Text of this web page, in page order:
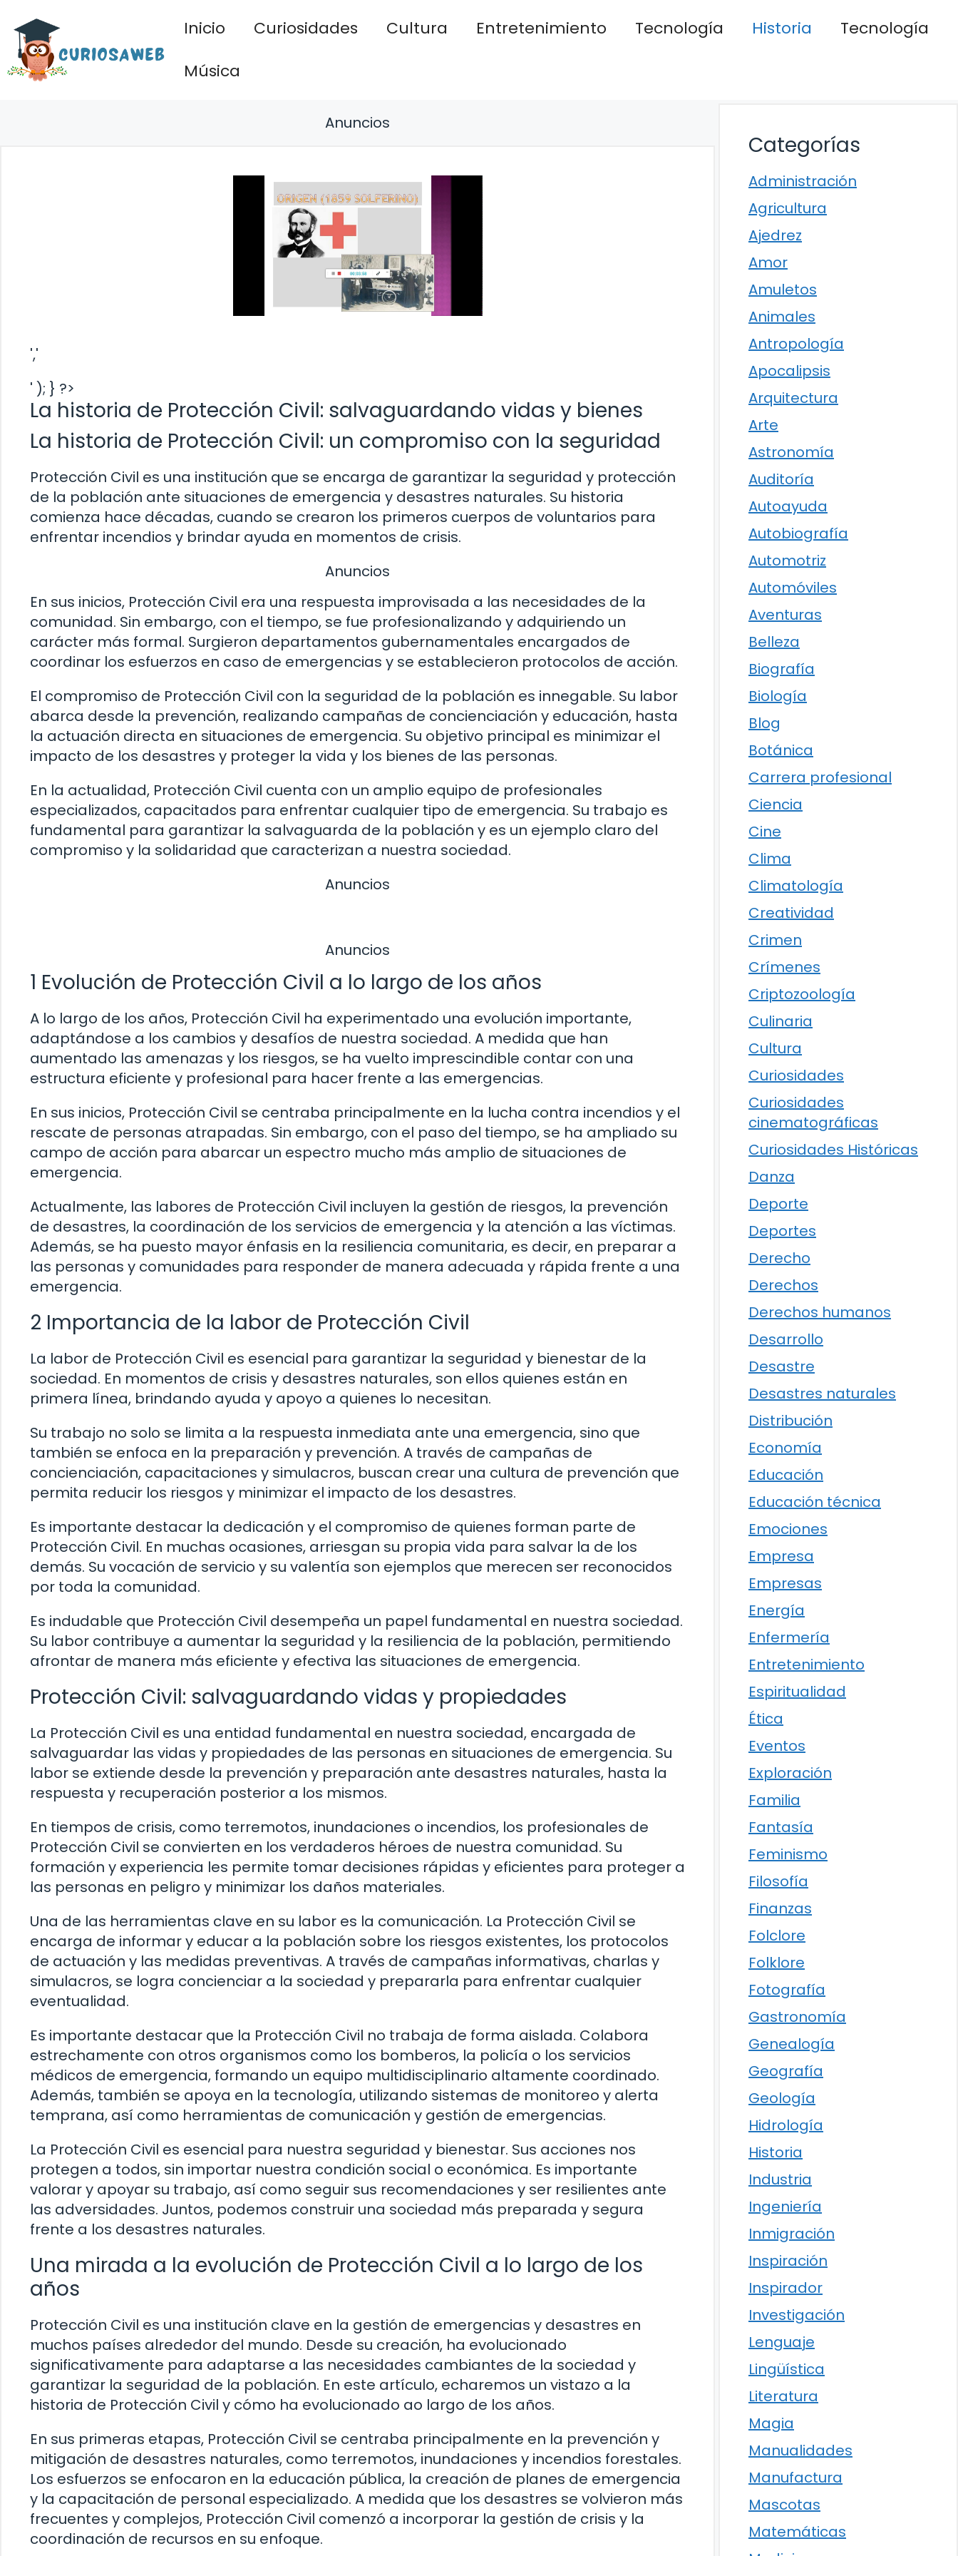
contenido
Inicio Curiosidades Cultura Entretenimiento Tecnología Historia
Tecnología
Música
Anuncios
','
' ); } ?>
La historia de Protección Civil: salvaguardando vidas y bienes
La historia de Protección Civil: un compromiso con la seguridad
Protección Civil es una institución que se encarga de garantizar la seguridad y protección
de la población ante situaciones de emergencia y desastres naturales. Su historia
comienza hace décadas, cuando se crearon los primeros cuerpos de voluntarios para
enfrentar incendios y brindar ayuda en momentos de crisis.
Anuncios
En sus inicios, Protección Civil era una respuesta improvisada a las necesidades de la
comunidad. Sin embargo, con el tiempo, se fue profesionalizando y adquiriendo un
carácter más formal. Surgieron departamentos gubernamentales encargados de
coordinar los esfuerzos en caso de emergencias y se establecieron protocolos de acción.
El compromiso de Protección Civil con la seguridad de la población es innegable. Su labor
abarca desde la prevención, realizando campañas de concienciación y educación, hasta
la actuación directa en situaciones de emergencia. Su objetivo principal es minimizar el
impacto de los desastres y proteger la vida y los bienes de las personas.
En la actualidad, Protección Civil cuenta con un amplio equipo de profesionales
especializados, capacitados para enfrentar cualquier tipo de emergencia. Su trabajo es
fundamental para garantizar la salvaguarda de la población y es un ejemplo claro del
compromiso y la solidaridad que caracterizan a nuestra sociedad.
Anuncios
Anuncios
1 Evolución de Protección Civil a lo largo de los años
A lo largo de los años, Protección Civil ha experimentado una evolución importante,
adaptándose a los cambios y desafíos de nuestra sociedad. A medida que han
aumentado las amenazas y los riesgos, se ha vuelto imprescindible contar con una
estructura eficiente y profesional para hacer frente a las emergencias.
En sus inicios, Protección Civil se centraba principalmente en la lucha contra incendios y el
rescate de personas atrapadas. Sin embargo, con el paso del tiempo, se ha ampliado su
campo de acción para abarcar un espectro mucho más amplio de situaciones de
emergencia.
Actualmente, las labores de Protección Civil incluyen la gestión de riesgos, la prevención
de desastres, la coordinación de los servicios de emergencia y la atención a las víctimas.
Además, se ha puesto mayor énfasis en la resiliencia comunitaria, es decir, en preparar a
las personas y comunidades para responder de manera adecuada y rápida frente a una
emergencia.
2 Importancia de la labor de Protección Civil
La labor de Protección Civil es esencial para garantizar la seguridad y bienestar de la
sociedad. En momentos de crisis y desastres naturales, son ellos quienes están en
primera línea, brindando ayuda y apoyo a quienes lo necesitan.
Su trabajo no solo se limita a la respuesta inmediata ante una emergencia, sino que
también se enfoca en la preparación y prevención. A través de campañas de
concienciación, capacitaciones y simulacros, buscan crear una cultura de prevención que
permita reducir los riesgos y minimizar el impacto de los desastres.
Es importante destacar la dedicación y el compromiso de quienes forman parte de
Protección Civil. En muchas ocasiones, arriesgan su propia vida para salvar la de los
demás. Su vocación de servicio y su valentía son ejemplos que merecen ser reconocidos
por toda la comunidad.
Es indudable que Protección Civil desempeña un papel fundamental en nuestra sociedad.
Su labor contribuye a aumentar la seguridad y la resiliencia de la población, permitiendo
afrontar de manera más eficiente y efectiva las situaciones de emergencia.
Protección Civil: salvaguardando vidas y propiedades
La Protección Civil es una entidad fundamental en nuestra sociedad, encargada de
salvaguardar las vidas y propiedades de las personas en situaciones de emergencia. Su
labor se extiende desde la prevención y preparación ante desastres naturales, hasta la
respuesta y recuperación posterior a los mismos.
En tiempos de crisis, como terremotos, inundaciones o incendios, los profesionales de
Protección Civil se convierten en los verdaderos héroes de nuestra comunidad. Su
formación y experiencia les permite tomar decisiones rápidas y eficientes para proteger a
las personas en peligro y minimizar los daños materiales.
Una de las herramientas clave en su labor es la comunicación. La Protección Civil se
encarga de informar y educar a la población sobre los riesgos existentes, los protocolos
de actuación y las medidas preventivas. A través de campañas informativas, charlas y
simulacros, se logra concienciar a la sociedad y prepararla para enfrentar cualquier
eventualidad.
Es importante destacar que la Protección Civil no trabaja de forma aislada. Colabora
estrechamente con otros organismos como los bomberos, la policía o los servicios
médicos de emergencia, formando un equipo multidisciplinario altamente coordinado.
Además, también se apoya en la tecnología, utilizando sistemas de monitoreo y alerta
temprana, así como herramientas de comunicación y gestión de emergencias.
La Protección Civil es esencial para nuestra seguridad y bienestar. Sus acciones nos
protegen a todos, sin importar nuestra condición social o económica. Es importante
valorar y apoyar su trabajo, así como seguir sus recomendaciones y ser resilientes ante
las adversidades. Juntos, podemos construir una sociedad más preparada y segura
frente a los desastres naturales.
Una mirada a la evolución de Protección Civil a lo largo de los
años
Protección Civil es una institución clave en la gestión de emergencias y desastres en
muchos países alrededor del mundo. Desde su creación, ha evolucionado
significativamente para adaptarse a las necesidades cambiantes de la sociedad y
garantizar la seguridad de la población. En este artículo, echaremos un vistazo a la
historia de Protección Civil y cómo ha evolucionado ao largo de los años.
En sus primeras etapas, Protección Civil se centraba principalmente en la prevención y
mitigación de desastres naturales, como terremotos, inundaciones y incendios forestales.
Los esfuerzos se enfocaron en la educación pública, la creación de planes de emergencia
y la capacitación de personal especializado. A medida que los desastres se volvieron más
frecuentes y complejos, Protección Civil comenzó a incorporar la gestión de crisis y la
coordinación de recursos en su enfoque.
Categorías
Administración
Agricultura
Ajedrez
Amor
Amuletos
Animales
Antropología
Apocalipsis
Arquitectura
Arte
Astronomía
Auditoría
Autoayuda
Autobiografía
Automotriz
Automóviles
Aventuras
Belleza
Biografía
Biología
Blog
Botánica
Carrera profesional
Ciencia
Cine
Clima
Climatología
Creatividad
Crimen
Crímenes
Criptozoología
Culinaria
Cultura
Curiosidades
Curiosidades
cinematográficas
Curiosidades Históricas
Danza
Deporte
Deportes
Derecho
Derechos
Derechos humanos
Desarrollo
Desastre
Desastres naturales
Distribución
Economía
Educación
Educación técnica
Emociones
Empresa
Empresas
Energía
Enfermería
Entretenimiento
Espiritualidad
Ética
Eventos
Exploración
Familia
Fantasía
Feminismo
Filosofía
Finanzas
Folclore
Folklore
Fotografía
Gastronomía
Genealogía
Geografía
Geología
Hidrología
Historia
Industria
Ingeniería
Inmigración
Inspiración
Inspirador
Investigación
Lenguaje
Lingüística
Literatura
Magia
Manualidades
Manufactura
Mascotas
Matemáticas